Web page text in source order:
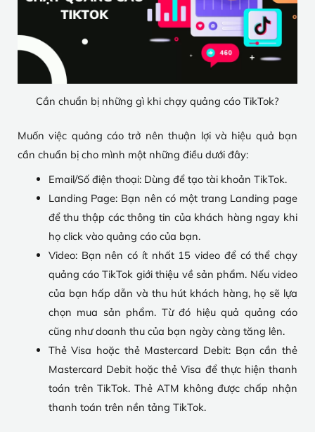
Cần chuẩn bị những gì khi chạy quảng cáo TikTok?
Muốn việc quảng cáo trở nên thuận lợi và hiệu quả bạn
cần chuẩn bị cho mình một những điều dưới đây:
Email/Số điện thoại: Dùng để tạo tài khoản TikTok.
Landing Page: Bạn nên có một trang Landing page
để thu thập các thông tin của khách hàng ngay khi
họ click vào quảng cáo của bạn.
Video: Bạn nên có ít nhất 15 video để có thể chạy
quảng cáo TikTok giới thiệu về sản phẩm. Nếu video
của bạn hấp dẫn và thu hút khách hàng, họ sẽ lựa
chọn mua sản phẩm. Từ đó hiệu quả quảng cáo
cũng như doanh thu của bạn ngày càng tăng lên.
Thẻ Visa hoặc thẻ Mastercard Debit: Bạn cần thẻ
Mastercard Debit hoặc thẻ Visa để thực hiện thanh
toán trên TikTok. Thẻ ATM không được chấp nhận
thanh toán trên nền tảng TikTok.